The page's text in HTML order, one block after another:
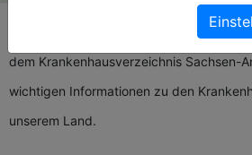
Die Krankenhausgesellschaft Sachsen-
dem Krankenhausverzeichnis Sachsen-
wichtigen Informationen zu den
unserem Land.